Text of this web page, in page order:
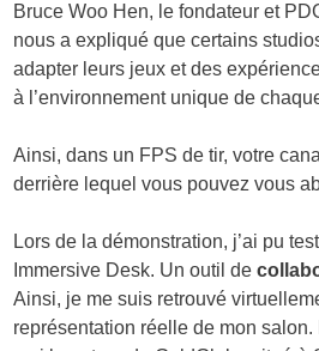
Bruce Woo Hen, le fondateur et
nous a expliqué que certains
adapter leurs jeux et des
à l’environnement unique de
Ainsi, dans un FPS de tir, votre
derrière lequel vous pouvez vous
Lors de la démonstration, j’ai pu
Immersive Desk. Un outil de
Ainsi, je me suis retrouvé
représentation réelle de mon salon.